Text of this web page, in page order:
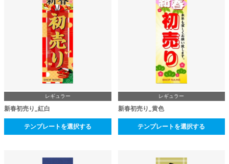
レギュラー
新春初売り_紅白
テンプレートを選択する
レギュラー
新春初売り_黄色
テンプレートを選択する